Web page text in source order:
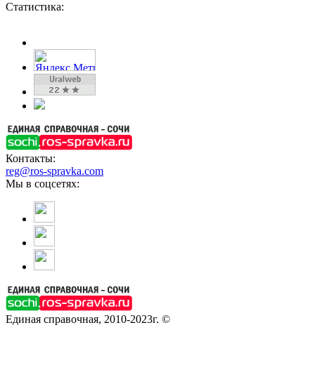
Статистика:
Контакты:
reg@ros-spravka.com
Мы в соцсетях:
Единая справочная, 2010-2023г. ©